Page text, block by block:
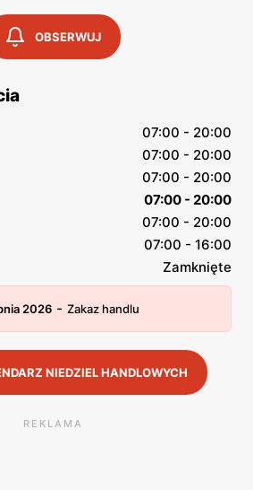
OBSERWUJ
07:00 - 20:00
07:00 - 20:00
07:00 - 20:00
07:00 - 20:00
07:00 - 20:00
07:00 - 16:00
Zamknięte
2026 - Zakaz handlu
NIEDZIEL HANDLOWYCH
REKLAMA